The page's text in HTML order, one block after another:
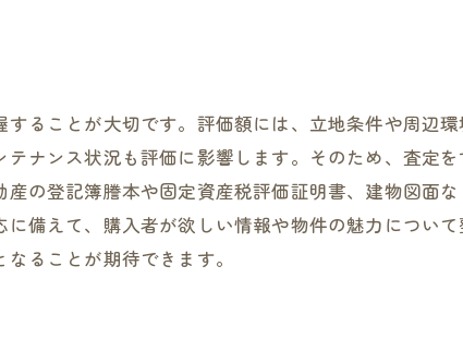
ることが大切です。評価額には、立地条件や周辺
ナンス状況も評価に影響します。そのため、査定
の登記簿謄本や固定資産税評価証明書、建物図面な
備えて、購入者が欲しい情報や物件の魅力につい
ることが期待できます。